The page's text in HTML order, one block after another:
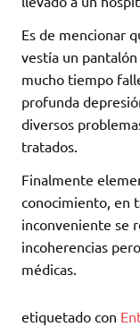
Es de mencionar
vestía un
mucho tiempo
profunda
diversos
tratados.
Finalmente
conocimiento, en
inconveniente se
incoherencias
médicas.
etiquetado con